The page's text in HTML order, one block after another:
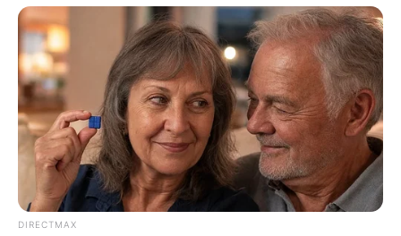
(foto: shelterness)
10. Jika batu kecil terasa kurang, bebatuan besar bisa
memberikan perspektif lain untuk meningkatkan
dekorasi dapur
DIRECTMAX